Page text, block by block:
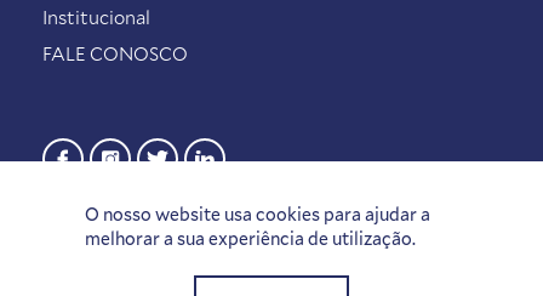
O nosso website usa cookies para ajudar a
melhorar a sua experiência de utilização.
Institucional
FALE CONOSCO